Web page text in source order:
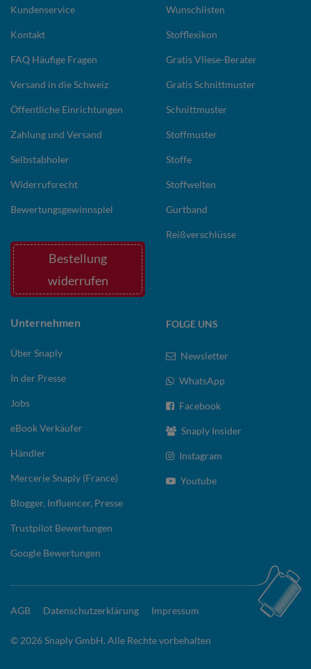
Kundenservice
Kontakt
FAQ Häufige Fragen
Versand in die Schweiz
Öffentliche Einrichtungen
Zahlung und Versand
Selbstabholer
Widerrufsrecht
Bewertungsgewinnspiel
Bestellung
widerrufen
Wunschlisten
Stofflexikon
Gratis Vliese-Berater
Gratis Schnittmuster
Schnittmuster
Stoffmuster
Stoffe
Stoffwelten
Gurtband
Reißverschlüsse
Unternehmen
Über Snaply
In der Presse
Jobs
eBook Verkäufer
Händler
Mercerie Snaply (France)
Blogger, Influencer, Presse
Trustpilot Bewertungen
Google Bewertungen
FOLGE UNS
Newsletter
WhatsApp
Facebook
Snaply Insider
Instagram
Youtube
AGB Datenschutzerklärung Impressum
© 2026 Snaply GmbH. Alle Rechte vorbehalten